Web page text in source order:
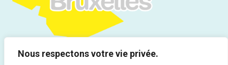
Nous respectons votre vie privée.